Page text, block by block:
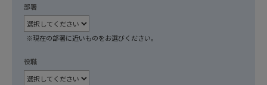
部署
※現在の部署に近いものをお選びください。
役職